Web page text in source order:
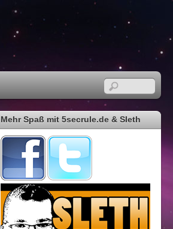
Mehr Spaß mit 5secrule.de & Sleth